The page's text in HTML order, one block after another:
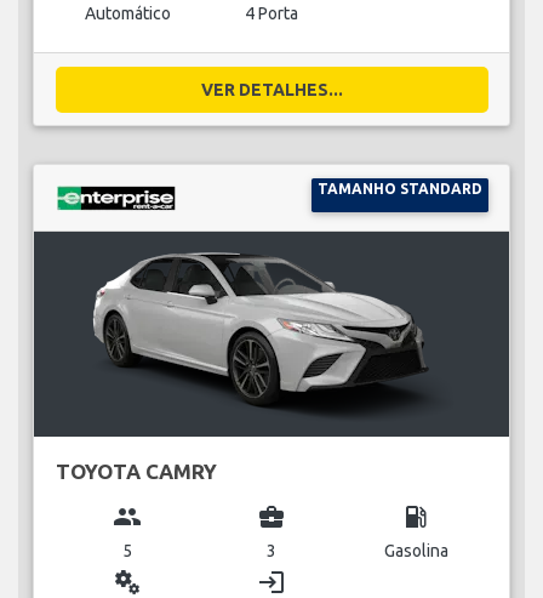
Automático 4 Porta
VER DETALHES...
TAMANHO STANDARD
TOYOTA CAMRY
group
5
business_center
3
local_gas_station
Gasolina
miscellaneous_services login